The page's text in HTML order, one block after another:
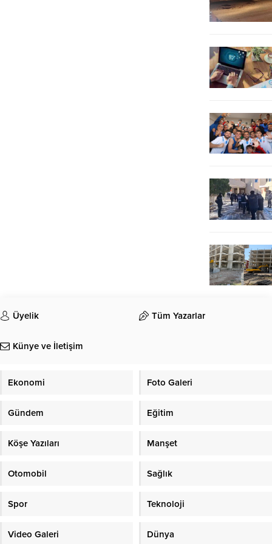
Üyelik Tüm Yazarlar
Künye ve İletişim
Ekonomi Foto Galeri
Gündem Eğitim
Köşe Yazıları Manşet
Otomobil Sağlık
Spor Teknoloji
Video Galeri Dünya